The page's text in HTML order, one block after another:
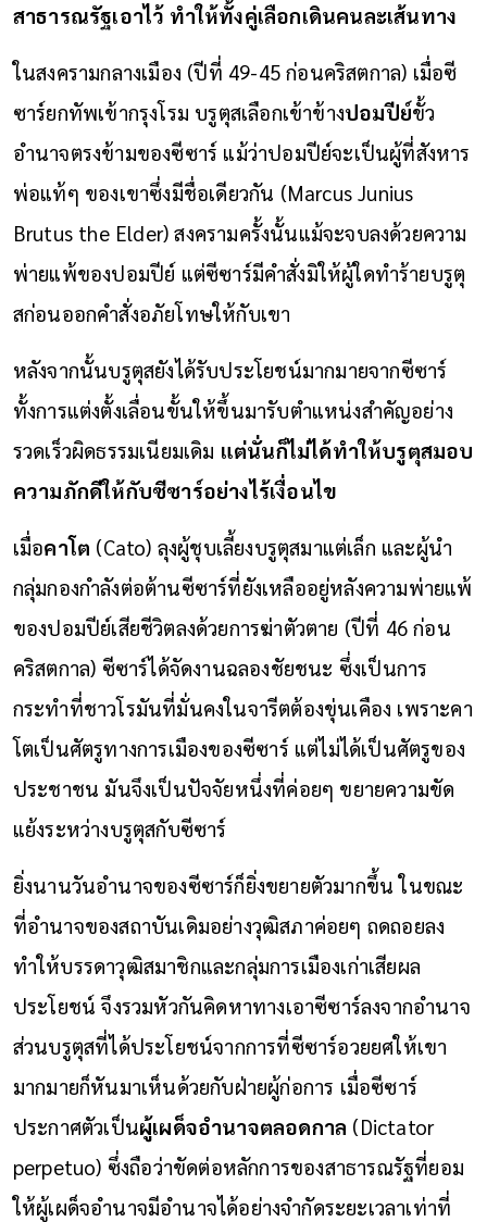
สาธารณรัฐเอาไว้ ทำให้ทั้งคู่เลือกเดินคนละเส้นทาง
ในสงครามกลางเมือง (ปีที่ 49-45 ก่อนคริสตกาล) เมื่อซี
ซาร์ยกทัพเข้ากรุงโรม บรูตุสเลือกเข้าข้างปอมปีย์ขั้ว
อำนาจตรงข้ามของซีซาร์ แม้ว่าปอมปีย์จะเป็นผู้ที่สังหาร
พ่อแท้ๆ ของเขาซึ่งมีชื่อเดียวกัน (Marcus Junius
Brutus the Elder) สงครามครั้งนั้นแม้จะจบลงด้วยความ
พ่ายแพ้ของปอมปีย์ แต่ซีซาร์มีคำสั่งมิให้ผู้ใดทำร้ายบรูตุ
สก่อนออกคำสั่งอภัยโทษให้กับเขา
หลังจากนั้นบรูตุสยังได้รับประโยชน์มากมายจากซีซาร์
ทั้งการแต่งตั้งเลื่อนขั้นให้ขึ้นมารับตำแหน่งสำคัญอย่าง
รวดเร็วผิดธรรมเนียมเดิม แต่นั่นก็ไม่ได้ทำให้บรูตุสมอบ
ความภักดีให้กับซีซาร์อย่างไร้เงื่อนไข
เมื่อคาโต (Cato) ลุงผู้ชุบเลี้ยงบรูตุสมาแต่เล็ก และผู้นำ
กลุ่มกองกำลังต่อต้านซีซาร์ที่ยังเหลืออยู่หลังความพ่ายแพ้
ของปอมปีย์เสียชีวิตลงด้วยการฆ่าตัวตาย (ปีที่ 46 ก่อน
คริสตกาล) ซีซาร์ได้จัดงานฉลองชัยชนะ ซึ่งเป็นการ
กระทำที่ชาวโรมันที่มั่นคงในจารีตต้องขุ่นเคือง เพราะคา
โตเป็นศัตรูทางการเมืองของซีซาร์ แต่ไม่ได้เป็นศัตรูของ
ประชาชน มันจึงเป็นปัจจัยหนึ่งที่ค่อยๆ ขยายความขัด
แย้งระหว่างบรูตุสกับซีซาร์
ยิ่งนานวันอำนาจของซีซาร์ก็ยิ่งขยายตัวมากขึ้น ในขณะ
ที่อำนาจของสถาบันเดิมอย่างวุฒิสภาค่อยๆ ถดถอยลง
ทำให้บรรดาวุฒิสมาชิกและกลุ่มการเมืองเก่าเสียผล
ประโยชน์ จึงรวมหัวกันคิดหาทางเอาซีซาร์ลงจากอำนาจ
ส่วนบรูตุสที่ได้ประโยชน์จากการที่ซีซาร์อวยยศให้เขา
มากมายก็หันมาเห็นด้วยกับฝ่ายผู้ก่อการ เมื่อซีซาร์
ประกาศตัวเป็นผู้เผด็จอำนาจตลอดกาล (Dictator
perpetuo) ซึ่งถือว่าขัดต่อหลักการของสาธารณรัฐที่ยอม
ให้ผู้เผด็จอำนาจมีอำนาจได้อย่างจำกัดระยะเวลาเท่าที่